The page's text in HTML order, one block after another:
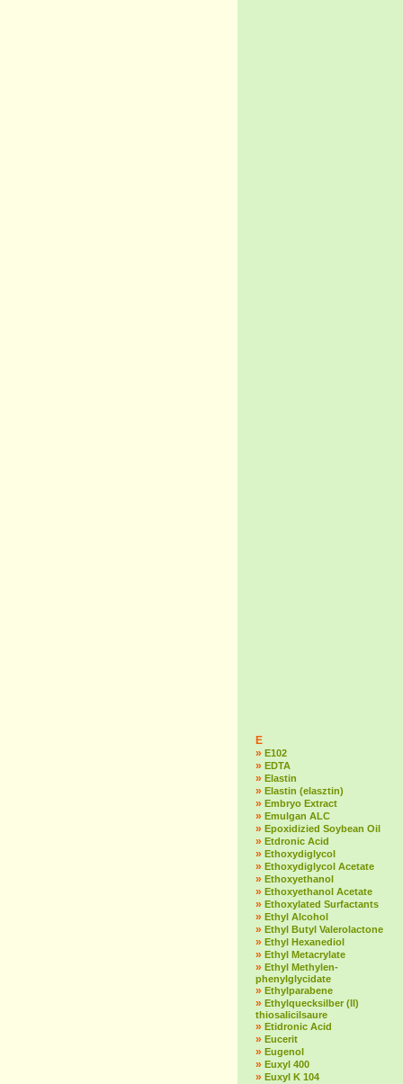
E
» E102
» EDTA
» Elastin
» Elastin (elasztin)
» Embryo Extract
» Emulgan ALC
» Epoxidizied Soybean Oil
» Etdronic Acid
» Ethoxydiglycol
» Ethoxydiglycol Acetate
» Ethoxyethanol
» Ethoxyethanol Acetate
» Ethoxylated Surfactants
» Ethyl Alcohol
» Ethyl Butyl Valerolactone
» Ethyl Hexanediol
» Ethyl Metacrylate
» Ethyl Methylen-
phenylglycidate
» Ethylparabene
» Ethylquecksilber (II)
thiosalicilsaure
» Etidronic Acid
» Eucerit
» Eugenol
» Euxyl 400
» Euxyl K 104